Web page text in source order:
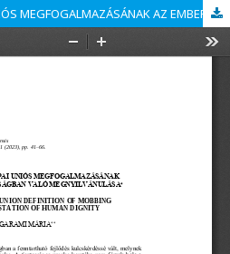
A MOBBING EURÓPAI UNIÓS MEGFOGALMAZÁSÁNAK AZ EMBERI MÉLTÓSÁGBAN VALÓ MEGNYILVÁNULÁSA